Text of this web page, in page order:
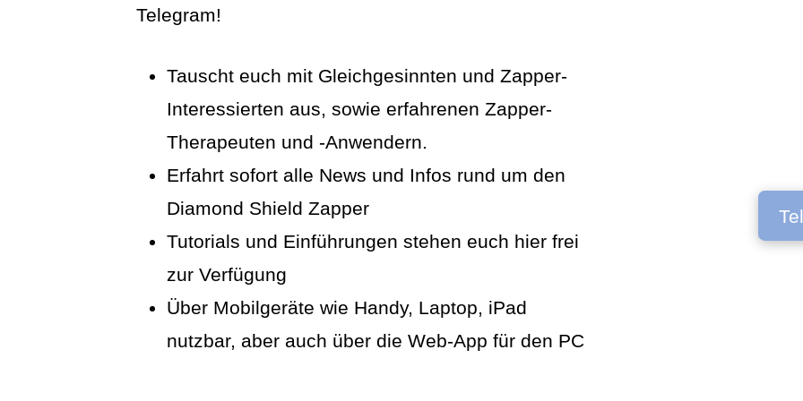
Telegram!
Tauscht euch mit Gleichgesinnten und Zapper-
Interessierten aus, sowie erfahrenen Zapper-
Therapeuten und -Anwendern.
Erfahrt sofort alle News und Infos rund um den
Diamond Shield Zapper
Tutorials und Einführungen stehen euch hier frei
zur Verfügung
Über Mobilgeräte wie Handy, Laptop, iPad
nutzbar, aber auch über die Web-App für den PC